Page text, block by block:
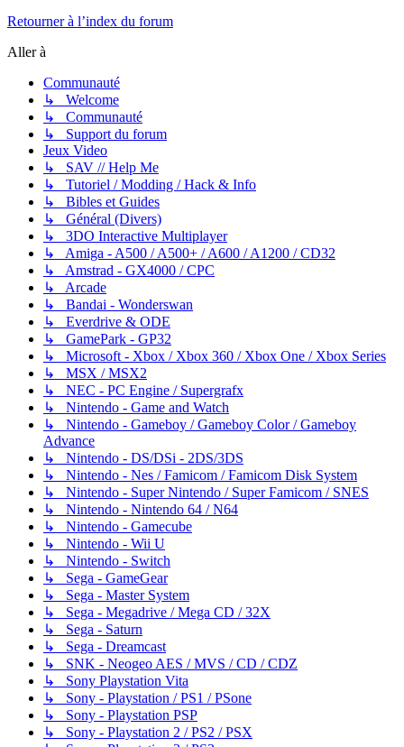
Retourner à l’index du forum
Aller à
Communauté
↳ Welcome
↳ Communauté
↳ Support du forum
Jeux Video
↳ SAV // Help Me
↳ Tutoriel / Modding / Hack & Info
↳ Bibles et Guides
↳ Général (Divers)
↳ 3DO Interactive Multiplayer
↳ Amiga - A500 / A500+ / A600 / A1200 / CD32
↳ Amstrad - GX4000 / CPC
↳ Arcade
↳ Bandai - Wonderswan
↳ Everdrive & ODE
↳ GamePark - GP32
↳ Microsoft - Xbox / Xbox 360 / Xbox One / Xbox Series
↳ MSX / MSX2
↳ NEC - PC Engine / Supergrafx
↳ Nintendo - Game and Watch
↳ Nintendo - Gameboy / Gameboy Color / Gameboy
Advance
↳ Nintendo - DS/DSi - 2DS/3DS
↳ Nintendo - Nes / Famicom / Famicom Disk System
↳ Nintendo - Super Nintendo / Super Famicom / SNES
↳ Nintendo - Nintendo 64 / N64
↳ Nintendo - Gamecube
↳ Nintendo - Wii U
↳ Nintendo - Switch
↳ Sega - GameGear
↳ Sega - Master System
↳ Sega - Megadrive / Mega CD / 32X
↳ Sega - Saturn
↳ Sega - Dreamcast
↳ SNK - Neogeo AES / MVS / CD / CDZ
↳ Sony Playstation Vita
↳ Sony - Playstation / PS1 / PSone
↳ Sony - Playstation PSP
↳ Sony - Playstation 2 / PS2 / PSX